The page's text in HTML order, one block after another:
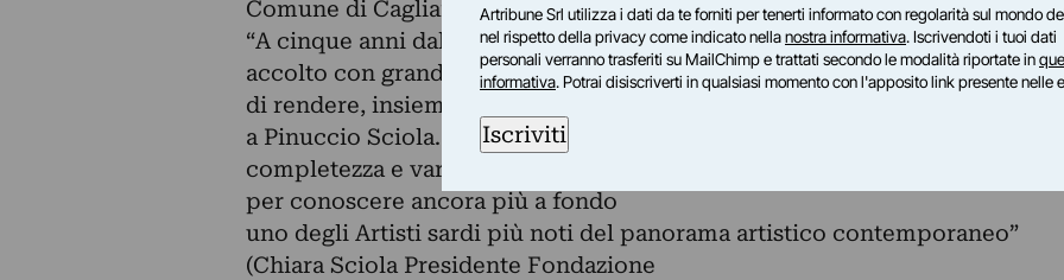
Comune di Cagliari.
“A cinque anni dalla scomparsa dell’Artista, la Fondazione Sciola ha
accolto con grande entusiasmo l’iniziativa
di rendere, insieme a tutta la Città di Cagliari, un omaggio così importante
a Pinuccio Sciola. La mostra, per
completezza e varietà di opere esposte, rappresenta una grande occasione
per conoscere ancora più a fondo
uno degli Artisti sardi più noti del panorama artistico contemporaneo”
(Chiara Sciola Presidente Fondazione
Artribune Srl utilizza i dati da te forniti per tenerti informato con regolarità sul mondo
nel rispetto della privacy come indicato nellanostra informativa. Iscrivendoti i tuoi dati
personali verranno trasferiti su MailChimp e trattati secondo le modalità riportate in
informativa. Potrai disiscriverti in qualsiasi momento con l'apposito link presente nelle
Iscriviti